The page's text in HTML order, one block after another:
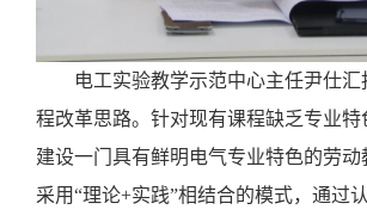
电工实验教学示范中心主任尹仕
程改革思路。针对现有课程缺乏专业特
建设一门具有鲜明电气专业特色的劳
采用“理论+实践”相结合的模式，通过